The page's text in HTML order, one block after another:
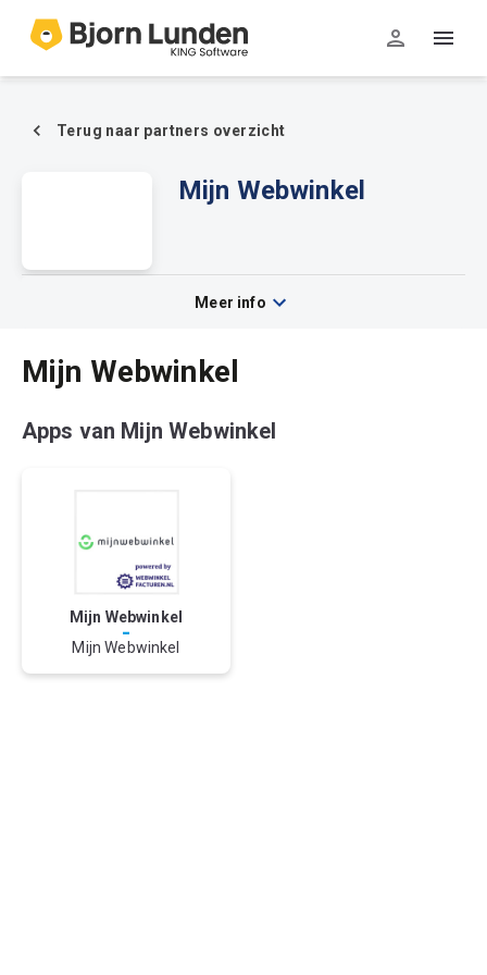
Terug naar partners overzicht
Webwinkel
Mijn Webwinkel
Meer info
Mijn Webwinkel
Apps van Mijn Webwinkel
Mijn Webwinkel
-
Mijn Webwinkel